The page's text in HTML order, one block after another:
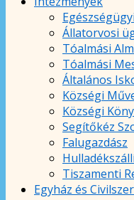
Állatorvosi
Tóalmási
Tóalmási
Általános
Községi
Községi
Segítőkéz
Falugazdász
Tiszamenti
Egyház és